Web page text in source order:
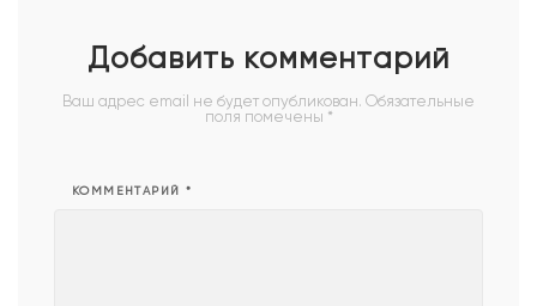
Добавить комментарий
Ваш адрес email не будет опубликован. Обязательные
поля помечены *
КОММЕНТАРИЙ *